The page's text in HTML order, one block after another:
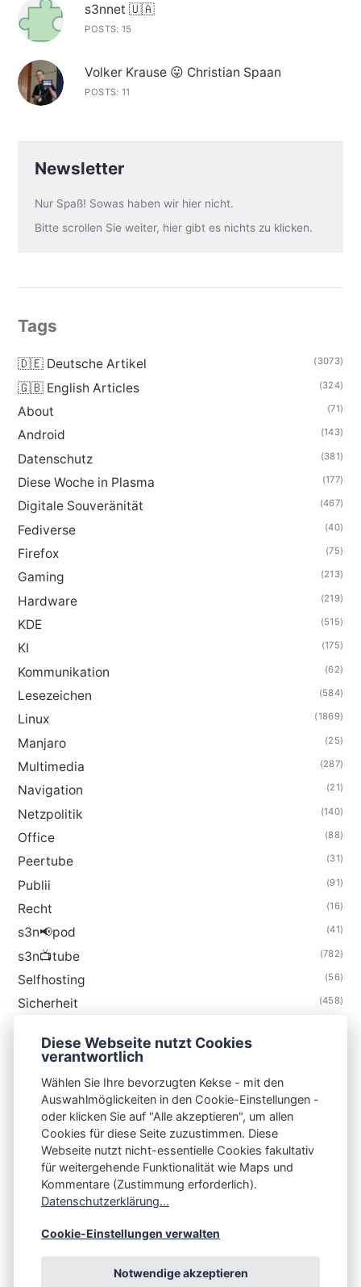
s3nnet 🇺🇦
POSTS: 15
Volker Krause 😛 Christian Spaan
POSTS: 11
Newsletter
Nur Spaß! Sowas haben wir hier nicht.
Bitte scrollen Sie weiter, hier gibt es nichts zu klicken.
Tags
🇩🇪 Deutsche Artikel (3073)
🇬🇧 English Articles (324)
About (71)
Android (143)
Datenschutz (381)
Diese Woche in Plasma (177)
Digitale Souveränität (467)
Fediverse (40)
Firefox (75)
Gaming (213)
Hardware (219)
KDE (515)
KI (175)
Kommunikation (62)
Lesezeichen (584)
Linux (1869)
Manjaro (25)
Multimedia (287)
Navigation (21)
Netzpolitik (140)
Office (88)
Peertube (31)
Publii (91)
Recht (16)
s3n📢pod (41)
s3n📺tube (782)
Selfhosting (56)
Sicherheit (458)
Thunderbird
S3N🧩NET
Integrating Open-Source Blog Network (iOSBN)
Impressum
Kontakt
Diese Webseite nutzt Cookies
verantwortlich
Wählen Sie Ihre bevorzugten Kekse - mit den
Auswahlmöglickeiten in den Cookie-Einstellungen -
oder klicken Sie auf "Alle akzeptieren", um allen
Cookies für diese Seite zuzustimmen. Diese
Webseite nutzt nicht-essentielle Cookies fakultativ
für weitergehende Funktionalität wie Maps und
Kommentare (Zustimmung erforderlich).
Datenschutzerklärung...
Cookie-Einstellungen verwalten
Notwendige akzeptieren